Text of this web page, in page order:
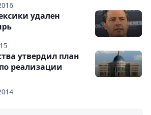
удален
утвердил план
реализации